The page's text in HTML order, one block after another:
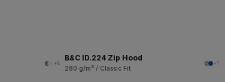
+8
B&C ID.224 Zip Hood
280 g/m² / Classic Fit
+1